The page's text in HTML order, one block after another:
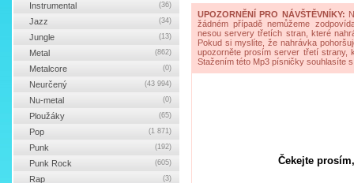
UPOZORNĚNÍ PRO NÁVŠTĚVNÍKY:
žádném případě nemůžeme
nesou servery třetích stran, které
Pokud si myslíte, že nahrávka
upozorněte prosím server třetí strany,
Stažením této Mp3 písničky souhlasíte
Čekejte
Instrumental (36)
Jazz (34)
Jungle (13)
Metal (862)
Metalcore (0)
Neurčený (43 994)
Nu-metal (0)
Ploužáky (65)
Pop (1 871)
Punk (192)
Punk Rock (605)
Rap (3)